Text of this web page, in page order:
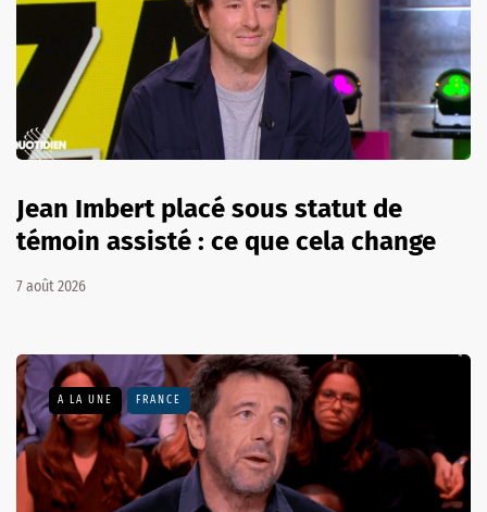
Jean Imbert placé sous statut de
témoin assisté : ce que cela change
7 août 2026
A LA UNE FRANCE